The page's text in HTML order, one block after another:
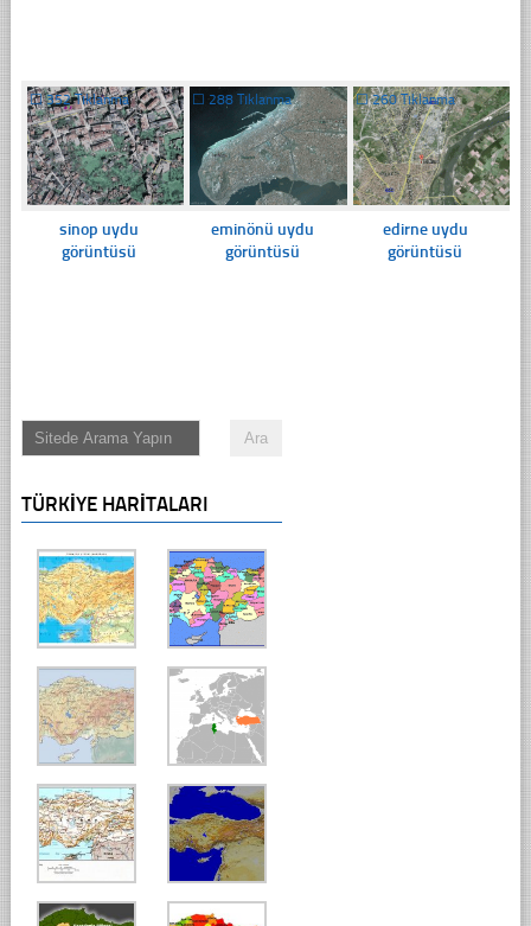
☐352 Tıklanma
sinop uydu
görüntüsü
☐288 Tıklanma
eminönü uydu
görüntüsü
☐260 Tıklanma
edirne uydu
görüntüsü
TÜRKIYE HARITALARI